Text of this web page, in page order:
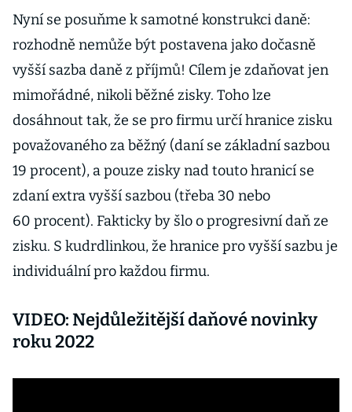
Nyní se posuňme k samotné konstrukci daně:
rozhodně nemůže být postavena jako dočasně
vyšší sazba daně z příjmů! Cílem je zdaňovat jen
mimořádné, nikoli běžné zisky. Toho lze
dosáhnout tak, že se pro firmu určí hranice zisku
považovaného za běžný (daní se základní sazbou
19 procent), a pouze zisky nad touto hranicí se
zdaní extra vyšší sazbou (třeba 30 nebo
60 procent). Fakticky by šlo o progresivní daň ze
zisku. S kudrdlinkou, že hranice pro vyšší sazbu je
individuální pro každou firmu.
VIDEO: Nejdůležitější daňové novinky
roku 2022